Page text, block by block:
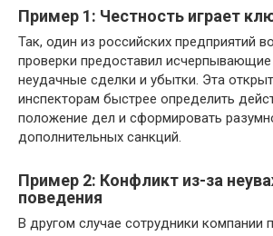
Пример 1: Честность играет
Так, один из российских предприятий
проверки предоставил
неудачные сделки и убытки. Эта
инспекторам быстрее определить
положение дел и сформировать
дополнительных санкций.
Пример 2: Конфликт из-за
поведения
В другом случае сотрудники компании